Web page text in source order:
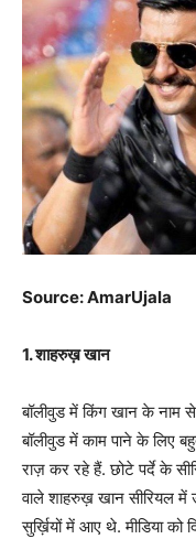
Source: AmarUjala
1. शाहरुख़ खान
बॉलीवुड में किंग खान के नाम
बॉलीवुड में काम पाने के लिए
राज़ कर रहे हैं. छोटे पर्दे के
वाले शाहरुख़ खान सीरियल में
सुर्ख़ियों में आए थे. मीडिया